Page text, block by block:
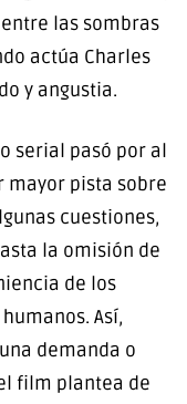
las sombras
actúa Charles
y angustia.
serial pasó por al
mayor pista sobre
cuestiones,
la omisión de
de los
Así,
demanda o
film plantea de